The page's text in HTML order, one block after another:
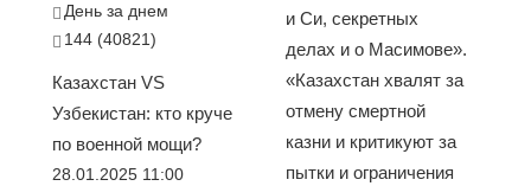
День за днем
144 (40821)
Казахстан VS
Узбекистан: кто круче
по военной мощи?
28.01.2025 11:00
и Си, секретных
делах и о Масимове».
«Казахстан хвалят за
отмену смертной
казни и критикуют за
пытки и ограничения